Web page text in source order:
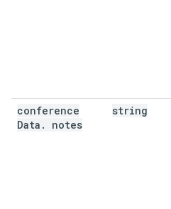
conference
Data . notes
string